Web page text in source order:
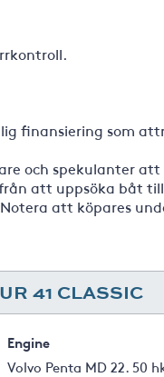
finansiering som
och spekulanter att
att uppsöka båt
att köpares
41 CLASSIC
Engine
Volvo Penta MD 22. 50